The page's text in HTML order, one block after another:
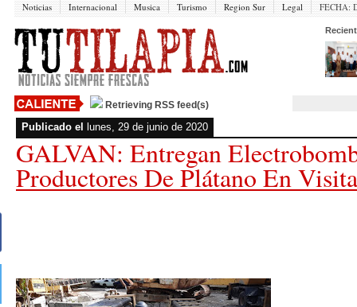
Noticias Internacional Musica Turismo Region Sur Legal FECHA:
Retrieving RSS feed(s)
Publicado el lunes, 29 de junio de 2020
GALVAN: Entregan
Productores De Plátano En